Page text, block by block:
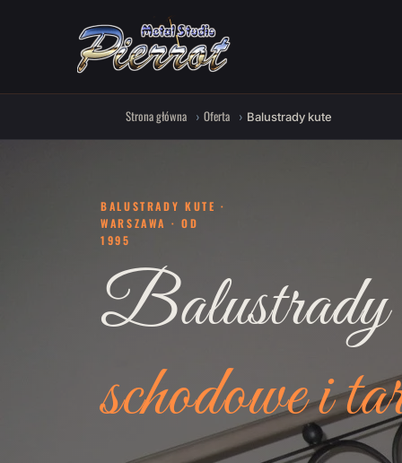
Strona główna Oferta Balustrady kute
BALUSTRADY KUTE ·
WARSZAWA · OD
1995
Balustrady
schodowe i